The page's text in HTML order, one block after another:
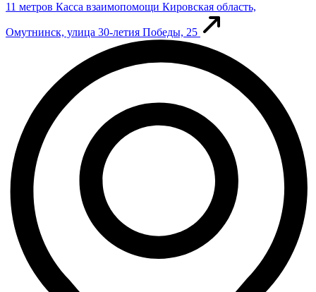
11 метров Касса взаимопомощи Кировская область,
Омутнинск, улица 30-летия Победы, 25